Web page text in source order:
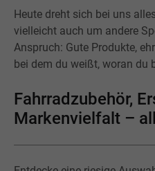
Heute dreht sich bei uns
vielleicht auch um andere
Anspruch: Gute Produkte,
bei dem du weißt, woran du
Fahrradzubehör,
Markenvielfalt –